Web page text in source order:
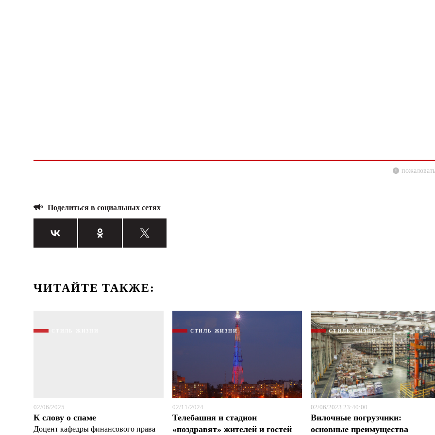
Поделиться в социальных сетях
ЧИТАЙТЕ ТАКЖЕ:
02/06/2025
К слову о спаме
Доцент кафедры финансового права
СТИЛЬ ЖИЗНИ
02/11/2024
Телебашня и стадион
«поздравят» жителей и гостей
СТИЛЬ ЖИЗНИ
02/06/2023 23:40:00
Вилочные погрузчики:
основные преимущества